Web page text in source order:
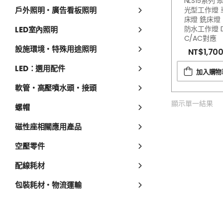
戶外照明・廣告看板照明
LED室內照明
設施環境・特殊用途照明
LED：選用配件
軟管・高壓噴水頭・接頭
螺帽
磁性座相關應用產品
空壓零件
配線耗材
包裝耗材・物流運輸
光型工作燈
床燈 銑床燈
防水工作燈
C/AC對應
NT$1,700
加入購
顯示單一結果